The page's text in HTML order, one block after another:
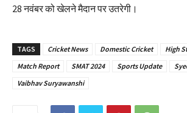
28 नवंबर को खेलने मैदान पर उतरेगी।
TAGS Cricket News Domestic Cricket
High
Match Report
SMAT 2024 Sports Update
Vaibhav Suryawanshi